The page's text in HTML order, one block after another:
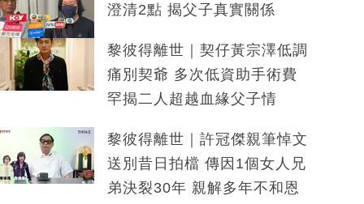
澄清2點 揭父子真實關係
黎彼得離世｜契仔黃宗澤低調
痛別契爺 多次低資助手術費
罕揭二人超越血緣父子情
黎彼得離世｜許冠傑親筆悼文
送別昔日拍檔 傳因1個女人兄
弟決裂30年 親解多年不和恩